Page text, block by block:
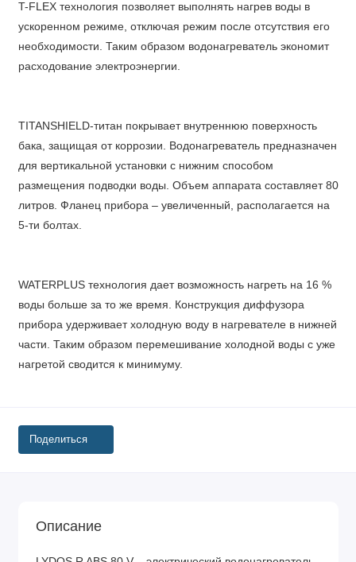
T-FLEX технология позволяет выполнять нагрев воды в
ускоренном режиме, отключая режим после отсутствия его
необходимости. Таким образом водонагреватель экономит
расходование электроэнергии.
TITANSHIELD-титан покрывает внутреннюю поверхность
бака, защищая от коррозии. Водонагреватель предназначен
для вертикальной установки с нижним способом
размещения подводки воды. Объем аппарата составляет 80
литров. Фланец прибора – увеличенный, располагается на
5-ти болтах.
WATERPLUS технология дает возможность нагреть на 16 %
воды больше за то же время. Конструкция диффузора
прибора удерживает холодную воду в нагревателе в нижней
части. Таким образом перемешивание холодной воды с уже
нагретой сводится к минимуму.
Поделиться
Описание